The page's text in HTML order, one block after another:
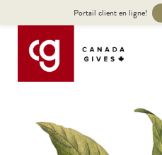
Portail client en ligne!